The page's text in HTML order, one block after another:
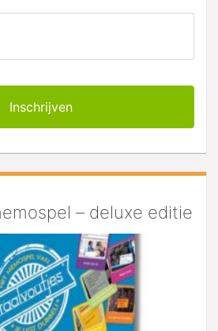
– deluxe editie